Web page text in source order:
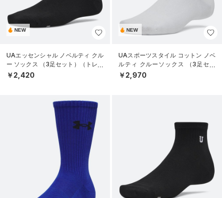
NEW
UAエッセンシャル ノベルティ クル
ー ソックス （3足セット）（トレー
ニング/WOMEN）
￥2,420
NEW
UAスポーツスタイル コットン ノベ
ルティ クルーソックス （3足セッ
ト）（トレーニング/UNISEX）
￥2,970